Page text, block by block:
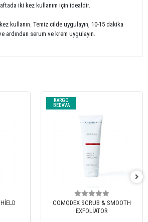
iki kez kullanım için idealdir.
kullanın. Temiz cilde uygulayın, 10-15 dakika
ardından serum ve krem ​​uygulayın.
KARGO
BEDAVA
COMODEX SCRUB & SMOOTH
EXFOLİATOR